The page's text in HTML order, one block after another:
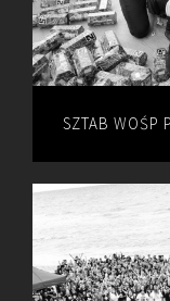
SZTAB WOŚP